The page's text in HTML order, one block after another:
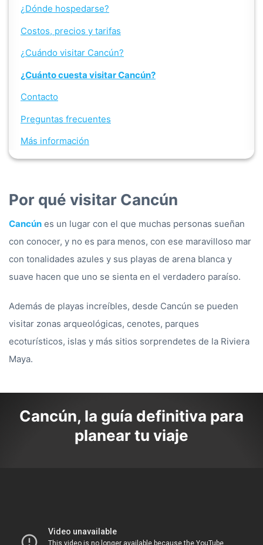
¿Dónde hospedarse?
Costos, precios y tarifas
¿Cuándo visitar Cancún?
¿Cuánto cuesta visitar Cancún?
Contacto
Preguntas frecuentes
Más información
Por qué visitar Cancún
Cancún es un lugar con el que muchas personas sueñan
con conocer, y no es para menos, con ese maravilloso mar
con tonalidades azules y sus playas de arena blanca y
suave hacen que uno se sienta en el verdadero paraíso.
Además de playas increíbles, desde Cancún se pueden
visitar zonas arqueológicas, cenotes, parques
ecoturísticos, islas y más sitios sorprendetes de la Riviera
Maya.
Cancún, la guía definitiva para
planear tu viaje